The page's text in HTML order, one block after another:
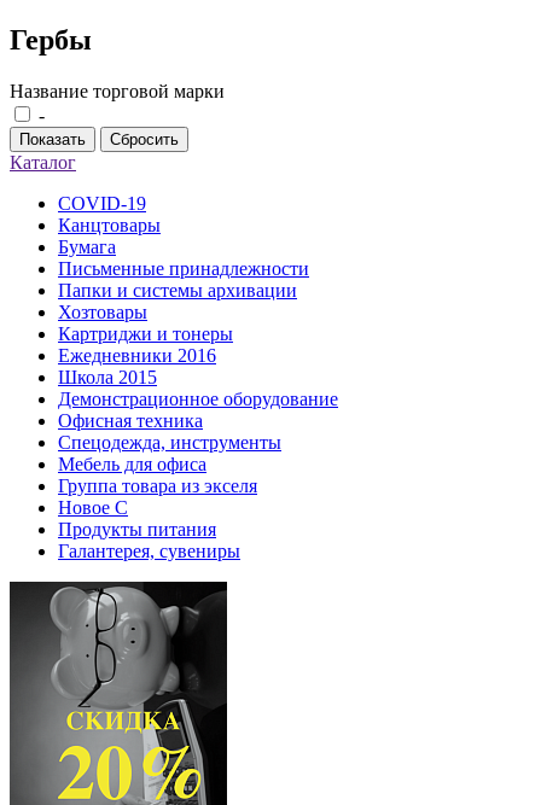
Гербы
Название торговой марки
-
Показать Сбросить
Каталог
COVID-19
Канцтовары
Бумага
Письменные принадлежности
Папки и системы архивации
Хозтовары
Картриджи и тонеры
Ежедневники 2016
Школа 2015
Демонстрационное оборудование
Офисная техника
Спецодежда, инструменты
Мебель для офиса
Группа товара из экселя
Новое С
Продукты питания
Галантерея, сувениры